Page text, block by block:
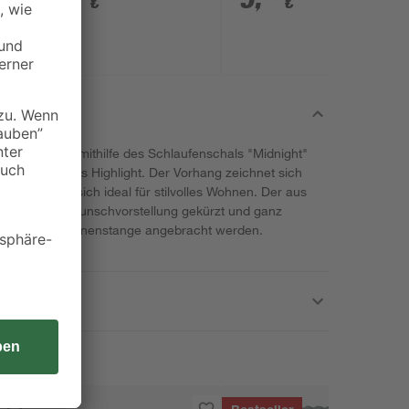
mithilfe des Schlaufenschals "Midnight"
ein elegantes Highlight. Der Vorhang zeichnet sich
und eignet sich ideal für stilvolles Wohnen. Der aus
nach Wunschvorstellung gekürzt und ganz
der Gardinenstange angebracht werden.